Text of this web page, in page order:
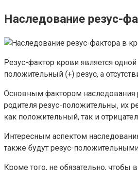
Наследование резус-
Резус-фактор крови является
положительный (+) резус, а
Основным фактором наследования
родителя резус-положительны, их
как положительный, так и
Интересным аспектом
также будут резус-
Кроме того, не обязательно, чтобы